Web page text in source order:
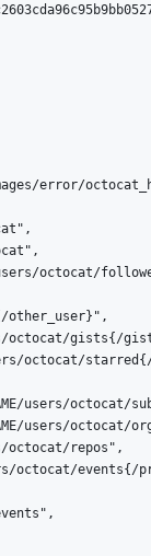
other_user}",